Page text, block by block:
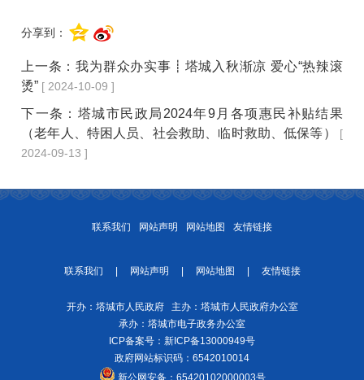
分享到：
上一条：我为群众办实事┋塔城入秋渐凉 爱心“热辣滚
烫” [ 2024-10-09 ]
下一条： 塔城市民政局2024年9月各项惠民补贴结果
（老年人、特困人员、社会救助、临时救助、低保等）
[
2024-09-13 ]
联系我们 网站声明 网站地图 友情链接
联系我们 网站声明 网站地图 友情链接
开办：塔城市人民政府 主办：塔城市人民政府办公室
承办：塔城市电子政务办公室
ICP备案号： 新ICP备13000949号
政府网站标识码：6542010014
新公网安备： 65420102000003号